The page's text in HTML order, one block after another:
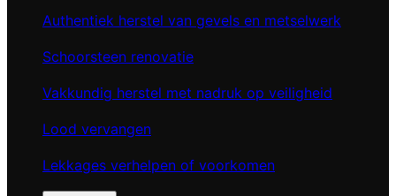
Authentiek herstel van gevels en metselwerk
Schoorsteen renovatie
Vakkundig herstel met nadruk op veiligheid
Lood vervangen
Lekkages verhelpen of voorkomen